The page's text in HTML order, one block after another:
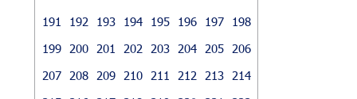
191
192 193 194 195 196 197
198
199
200 201 202 203 204 205
206
207
208 209 210 211 212 213
214